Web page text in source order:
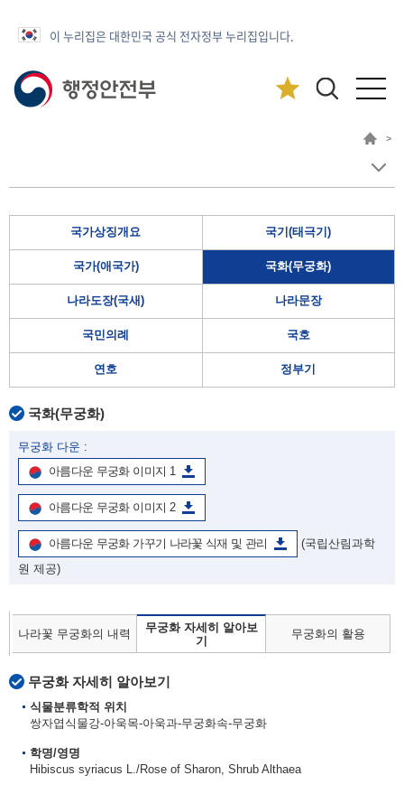
이 누리집은 대한민국 공식 전자정부 누리집입니다.
>
국가상징개요 국기(태극기)
국가(애국가) 국화(무궁화)
나라도장(국새) 나라문장
국민의례 국호
연호 정부기
국화(무궁화)
무궁화 다운 :
아름다운 무궁화 이미지 1
아름다운 무궁화 이미지 2
아름다운 무궁화 가꾸기 나라꽃 식재 및 관리
(국립산림과학
원 제공)
나라꽃 무궁화의 내력
무궁화 자세히 알아보
기
무궁화의 활용
무궁화 자세히 알아보기
식물분류학적 위치
쌍자엽식물강-아욱목-아욱과-무궁화속-무궁화
학명/영명
Hibiscus syriacus L./Rose of Sharon, Shrub Althaea